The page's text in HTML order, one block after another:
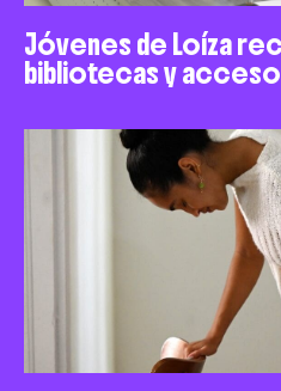
Jóvenes de Loíza
bibliotecas y